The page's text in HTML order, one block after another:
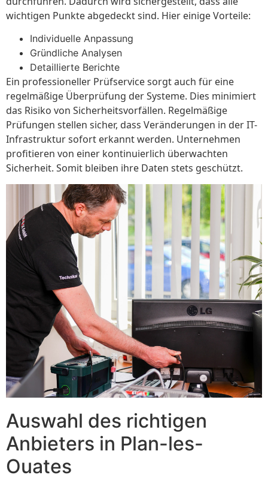
wichtigen Punkte abgedeckt sind. Hier einige Vorteile:
Individuelle Anpassung
Gründliche Analysen
Detaillierte Berichte
Ein professioneller Prüfservice sorgt auch für eine
regelmäßige Überprüfung der Systeme. Dies minimiert
das Risiko von Sicherheitsvorfällen. Regelmäßige
Prüfungen stellen sicher, dass Veränderungen in der IT-
Infrastruktur sofort erkannt werden. Unternehmen
profitieren von einer kontinuierlich überwachten
Sicherheit. Somit bleiben ihre Daten stets geschützt.
Auswahl des richtigen
Anbieters in Plan-les-
Ouates